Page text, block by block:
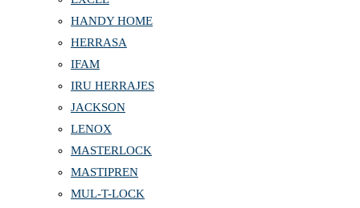
HANDY HOME
HERRASA
IFAM
IRU HERRAJES
JACKSON
LENOX
MASTERLOCK
MASTIPREN
MUL-T-LOCK